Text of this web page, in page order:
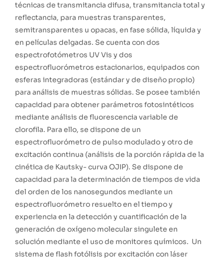
técnicas de transmitancia difusa, transmitancia total y
reflectancia, para muestras transparentes,
semitransparentes u opacas, en fase sólida, líquida y
en películas delgadas. Se cuenta con dos
espectrofotómetros UV Vis y dos
espectrofluorómetros estacionarios, equipados con
esferas integradoras (estándar y de diseño propio)
para análisis de muestras sólidas. Se posee también
capacidad para obtener parámetros fotosintéticos
mediante análisis de fluorescencia variable de
clorofila. Para ello, se dispone de un
espectrofluorómetro de pulso modulado y otro de
excitación continua (análisis de la porción rápida de la
cinética de Kautsky- curva OJIP). Se dispone de
capacidad para la determinación de tiempos de vida
del orden de los nanosegundos mediante un
espectrofluorómetro resuelto en el tiempo y
experiencia en la detección y cuantificación de la
generación de oxígeno molecular singulete en
solución mediante el uso de monitores químicos. Un
sistema de flash fotólisis por excitación con láser